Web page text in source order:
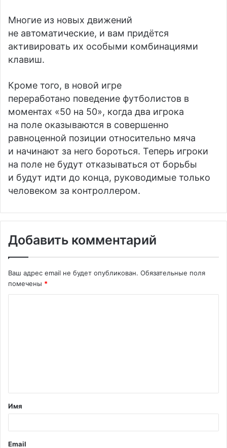
Многие из новых движений
не автоматические, и вам придётся
активировать их особыми комбинациями
клавиш.
Кроме того, в новой игре
переработано поведение футболистов в
моментах «50 на 50», когда два игрока
на поле оказываются в совершенно
равноценной позиции относительно мяча
и начинают за него бороться. Теперь игроки
на поле не будут отказываться от борьбы
и будут идти до конца, руководимые только
человеком за контроллером.
Добавить комментарий
Ваш адрес email не будет опубликован. Обязательные поля
помечены *
т
а
Имя
Email